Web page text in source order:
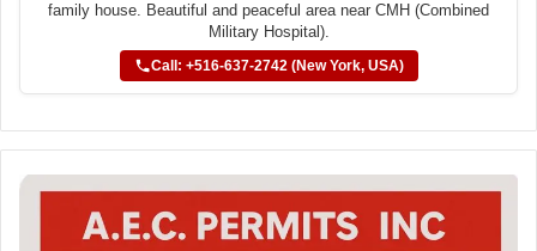
family house. Beautiful and peaceful area near CMH (Combined
Military Hospital).
Call: +516-637-2742 (New York, USA)